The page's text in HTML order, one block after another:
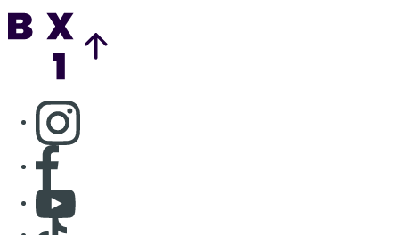
Consulter page Instagram
Consulter page Facebook
Consulter Youtube
Consulter TikTok